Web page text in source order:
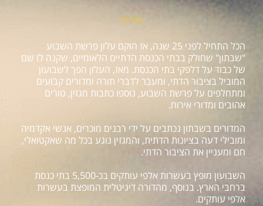
אודות
הכל התחיל לפני 25 שנה, אז הוקם עלון פרשת השבוע
"שבתון" שחולק בבתי הכנסת הדתיים הלאומיים, שקנה לו שם
של כבוד על דלפקי בתי הכנסת. מאז, העלון הפך לשבועון
המוביל בציבור הדתי, ומעבר לדברי תורה ומדורים קבועים
ומתחלפים על פרשת השבוע, נוספו כתבות מגזין, טורים
אהובים ומדורי אירוח.
המדורים בשבתון נכתבים על ידי רבנים מוכרים, אנשי אקדמיה
ומובילי דעה בציונות הדתית, והמגזין נוגע בכל מה שאקטואלי,
חם ומעניין את הציבור הדתי.
השבועון מופץ בעשרות אלפי עותקים בכ-5,500 בתי כנסת
ברחבי הארץ. בנוסף, מהדורה דיגיטלית המופצת בעשרות
אלפי עותקים.